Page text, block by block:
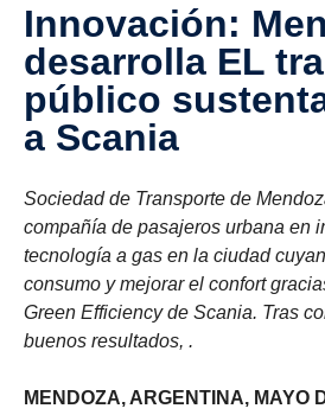
Innovación: Mendoza
desarrolla EL
público
a Scania
Sociedad de Transporte de
compañía de pasajeros urbana en
tecnología a gas en la ciudad
consumo y mejorar el confort
Green Efficiency de Scania. Tras
buenos resultados, .
MENDOZA, ARGENTINA, MAYO